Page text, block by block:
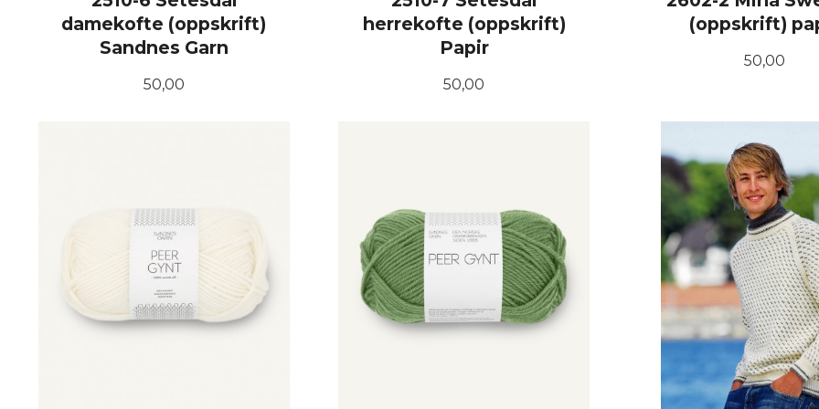
damekofte (oppskrift)
Sandnes Garn
Pris
50,00
herrekofte (oppskrift)
Papir
Pris
50,00
(oppskrift)
Pris
50,00